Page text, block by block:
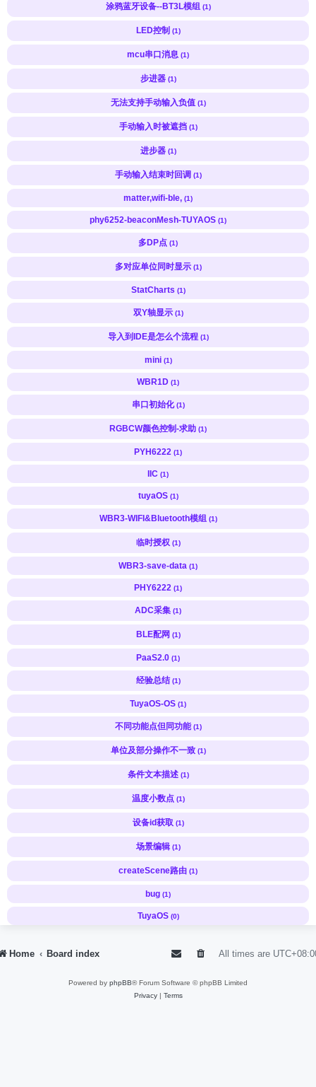
涂鸦蓝牙设备--BT3L模组 (1)
LED控制 (1)
mcu串口消息 (1)
步进器 (1)
无法支持手动输入负值 (1)
手动输入时被遮挡 (1)
进步器 (1)
手动输入结束时回调 (1)
matter,wifi-ble, (1)
phy6252-beaconMesh-TUYAOS (1)
多DP点 (1)
多对应单位同时显示 (1)
StatCharts (1)
双Y轴显示 (1)
导入到IDE是怎么个流程 (1)
mini (1)
WBR1D (1)
串口初始化 (1)
RGBCW颜色控制-求助 (1)
PYH6222 (1)
IIC (1)
tuyaOS (1)
WBR3-WIFI&Bluetooth模组 (1)
临时授权 (1)
WBR3-save-data (1)
PHY6222 (1)
ADC采集 (1)
BLE配网 (1)
PaaS2.0 (1)
经验总结 (1)
TuyaOS-OS (1)
不同功能点但同功能 (1)
单位及部分操作不一致 (1)
条件文本描述 (1)
温度小数点 (1)
设备id获取 (1)
场景编辑 (1)
createScene路由 (1)
bug (1)
TuyaOS (0)
Home Board index All times are
Powered by phpBB® Forum Software © phpBB Limited
Privacy| Terms